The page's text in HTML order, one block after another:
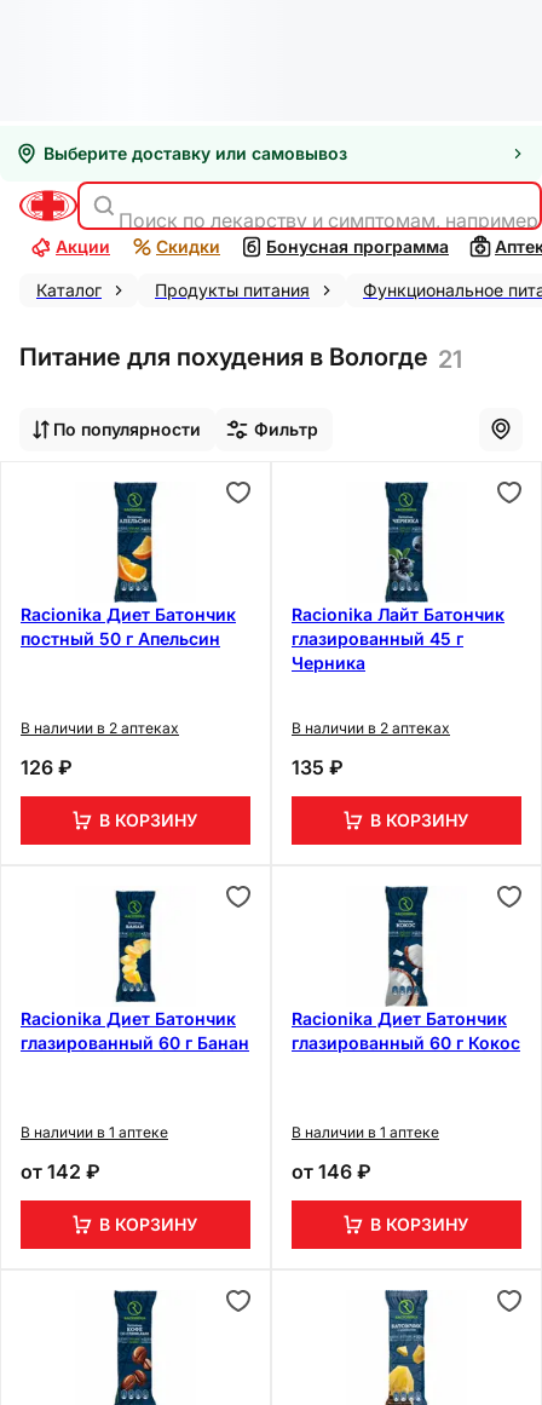
Выберите доставку или самовывоз
Поиск по лекарству и симптомам,
Акции Скидки Бонусная программа
Каталог Продукты питания Функциональное
Питание для похудения в Вологде 21
По популярности Фильтр
Racionika Диет Батончик
постный 50 г Апельсин
В наличии в 2 аптеках
126 ₽
В КОРЗИНУ
Racionika Лайт Батончик
глазированный 45 г
Черника
В наличии в 2 аптеках
135 ₽
В КОРЗИНУ
Racionika Диет Батончик
глазированный 60 г Банан
В наличии в 1 аптеке
от 142 ₽
В КОРЗИНУ
Racionika Диет Батончик
глазированный 60 г Кокос
В наличии в 1 аптеке
от 146 ₽
В КОРЗИНУ